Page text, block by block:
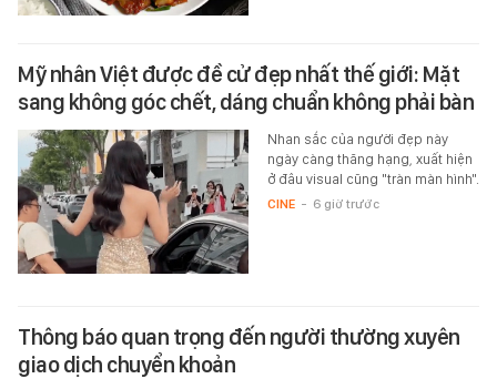
Mỹ nhân Việt được đề cử đẹp nhất thế giới: Mặt
sang không góc chết, dáng chuẩn không phải bàn
Nhan sắc của người đẹp này
ngày càng thăng hạng, xuất hiện
ở đâu visual cũng "tràn màn hình".
CINE - 6 giờ trước
Thông báo quan trọng đến người thường xuyên
giao dịch chuyển khoản